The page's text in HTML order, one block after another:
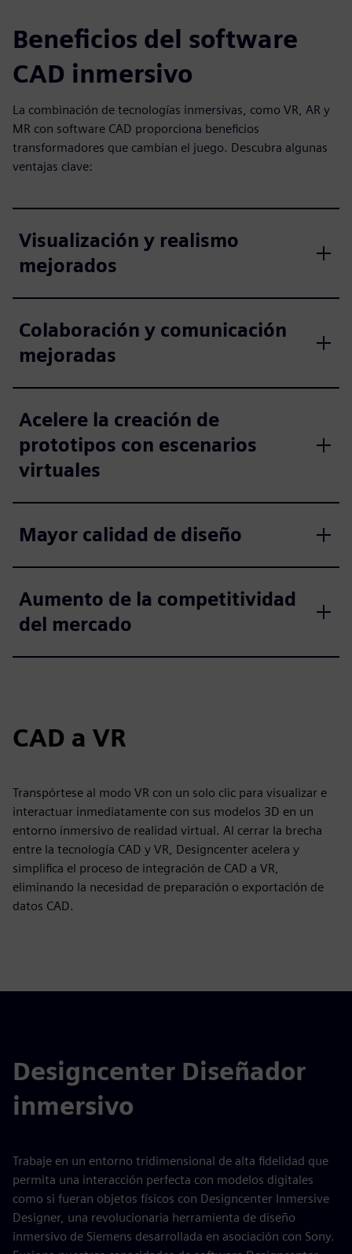
Beneficios del software
CAD inmersivo
La combinación de tecnologías inmersivas, como VR, AR y
MR con software CAD proporciona beneficios
transformadores que cambian el juego. Descubra algunas
ventajas clave:
Visualización y realismo
mejorados
Colaboración y comunicación
mejoradas
Acelere la creación de
prototipos con escenarios
virtuales
Mayor calidad de diseño
Aumento de la competitividad
del mercado
CAD a VR
Transpórtese al modo VR con un solo clic para visualizar e
interactuar inmediatamente con sus modelos 3D en un
entorno inmersivo de realidad virtual. Al cerrar la brecha
entre la tecnología CAD y VR, Designcenter acelera y
simplifica el proceso de integración de CAD a VR,
eliminando la necesidad de preparación o exportación de
datos CAD.
Designcenter Diseñador
inmersivo
Trabaje en un entorno tridimensional de alta fidelidad que
permita una interacción perfecta con modelos digitales
como si fueran objetos físicos con Designcenter Inmersive
Designer, una revolucionaria herramienta de diseño
inmersivo de Siemens desarrollada en asociación con Sony.